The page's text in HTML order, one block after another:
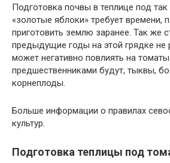
Подготовка почвы в теплице под
«золотые яблоки» требует времени,
приготовить землю заранее. Так же
предыдущие годы на этой грядке не
может негативно повлиять на
предшественниками будут, тыквы,
корнеплоды.
Больше информации о правилах
культур.
Подготовка теплицы под